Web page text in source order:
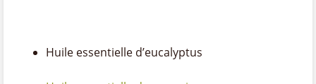
Huile essentielle d’eucalyptus